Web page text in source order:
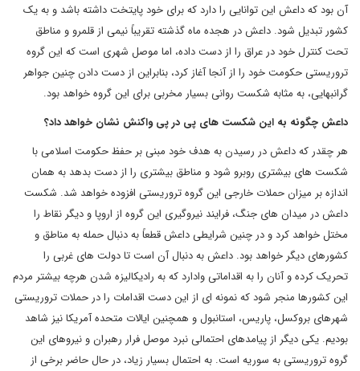
آن بود که داعش این توانایی را دارد که برای خود پایتخت داشته باشد و به یک
کشور تبدیل شود. داعش در هجده ماه گذشته تقریباً نیمی از قلمرو و مناطق
تحت کنترل خود در عراق را از دست داده، اما موصل شهری است که این گروه
تروریستی حکومت خود را از آنجا آغاز کرد، بنابراین از دست دادن چنین جواهر
گرانبهایی، به مثابه شکست روانی بسیار مخربی برای این گروه خواهد بود.
داعش چگونه به این شکست های پی در پی واکنش نشان خواهد داد؟
هر چقدر که داعش در رسیدن به هدف خود مبنی بر حفظ حکومت اسلامی با
شکست های بیشتری روبرو شود و مناطق بیشتری را از دست بدهد به همان
اندازه بر میزان حملات خارجی این گروه تروریستی افزوده خواهد شد. شکست
داعش در میدان های جنگ، فرایند نیروگیری این گروه از اروپا و دیگر نقاط را
مختل خواهد کرد و در چنین شرایطی داعش قطعاً به دنبال حمله به مناطق و
کشورهای دیگر خواهد بود. داعش به دنبال آن است تا دولت های غربی را
تحریک کرده و آنان را به اقداماتی وادارد که به رادیکالیزه شدن هرچه بیشتر مردم
این کشورها منجر شود که نمونه ای از این دست اقدامات را در حملات تروریستی
شهرهای بروکسل، پاریس، استانبول و همچنین ایالات متحده آمریکا نیز شاهد
بودیم. یکی دیگر از پیامدهای احتمالی نبرد موصل فرار رهبران و نیروهای این
گروه تروریستی به سوریه است. به احتمال بسیار زیاد، در حال حاضر برخی از